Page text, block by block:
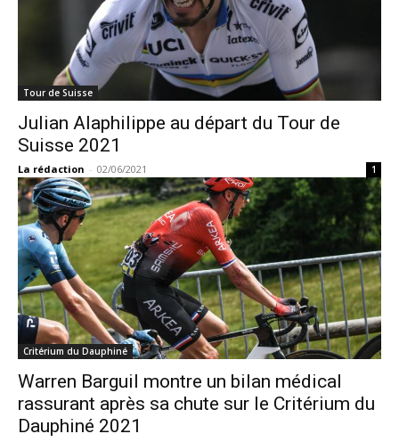
Tour de Suisse
Julian Alaphilippe au départ du Tour de
Suisse 2021
La rédaction - 02/06/2021 1
Critérium du Dauphiné
Warren Barguil montre un bilan médical
rassurant après sa chute sur le Critérium du
Dauphiné 2021